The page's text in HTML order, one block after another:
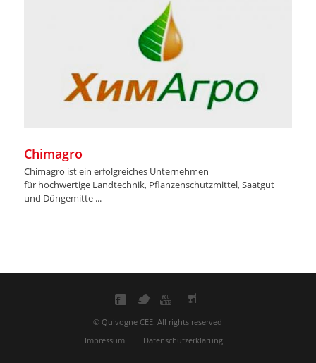
Chimagro
Chimagro ist ein erfolgreiches Unternehmen
für hochwertige Landtechnik, Pflanzenschutzmittel, Saatgut
und Düngemitte ...
© Quivogne CEE. All rights reserved
Impressum
Datenschutzerklärung